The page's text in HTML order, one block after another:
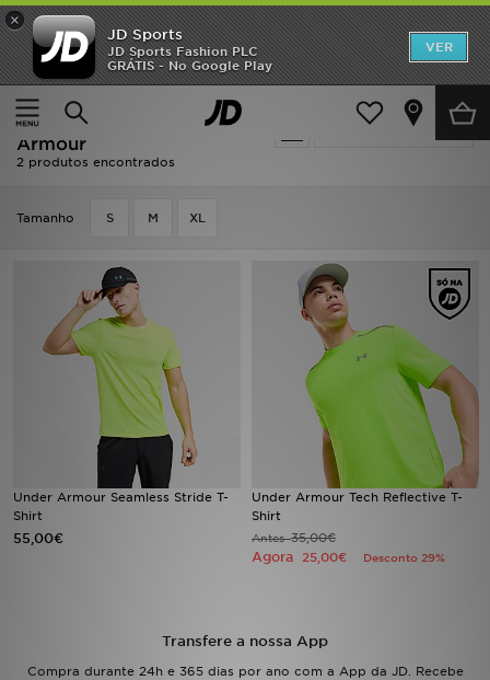
×
JD Sports
JD Sports Fashion PLC
GRÁTIS - No Google Play
VER
Página principal
Homem
Actualizar a pesquisa
Homem - Amarelo Under
Armour
2 produtos encontrados
Tamanho S M XL
Under Armour Seamless Stride T-
Shirt
55,00€
Under Armour Tech Reflective T-
Shirt
Antes35,00€
Agora 25,00€ Desconto 29%
Transfere a nossa App
Compra durante 24h e 365 dias por ano com a App da JD. Recebe
INÍCIO
Promoções
NOVIDADES
CRIANÇA
ESTILO
DESPORTO
FUTEBOL JD
VER MARCAS
LOCALIZADOR DE LOJAS